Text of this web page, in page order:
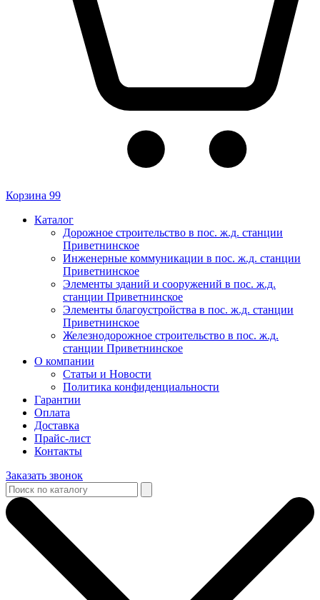
Корзина 99
Каталог
Дорожное строительство в пос. ж.д. станции
Приветнинское
Инженерные коммуникации в пос. ж.д. станции
Приветнинское
Элементы зданий и сооружений в пос. ж.д.
станции Приветнинское
Элементы благоустройства в пос. ж.д. станции
Приветнинское
Железнодорожное строительство в пос. ж.д.
станции Приветнинское
О компании
Статьи и Новости
Политика конфиденциальности
Гарантии
Оплата
Доставка
Прайс-лист
Контакты
Заказать звонок